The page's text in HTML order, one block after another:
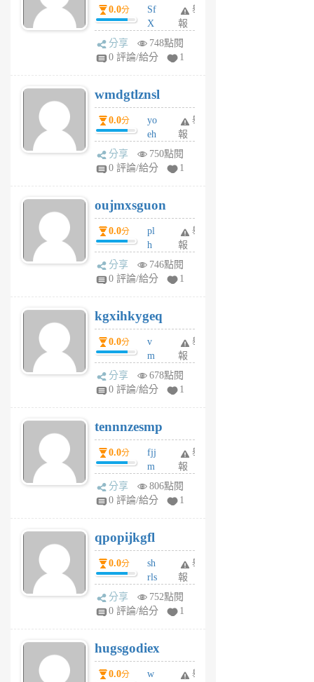
0.0分
Sf
X
Pe
Jc
R
P
m
v
A
V
個
月
前
舉
報
分享
748點閱
0 評論/給分
1
wmdgtlznsl
0.0分
yo
eh
ld
gy
個
月
前
舉
報
分享
750點閱
0 評論/給分
1
oujmxsguon
0.0分
pl
h
wi
w
6
個
月
前
舉
報
分享
746點閱
0 評論/給分
1
kgxihkygeq
0.0分
v
m
sg
sr
6
個
月
前
舉
報
分享
678點閱
0 評論/給分
1
tennnzesmp
0.0分
fjj
m
w
rs
6
個
月
前
舉
報
分享
806點閱
0 評論/給分
1
qpopijkgfl
0.0分
sh
rls
k
m
6
個
月
舉
報
分享
752點閱
0 評論/給分
1
hugsgodiex
0.0分
w
舉